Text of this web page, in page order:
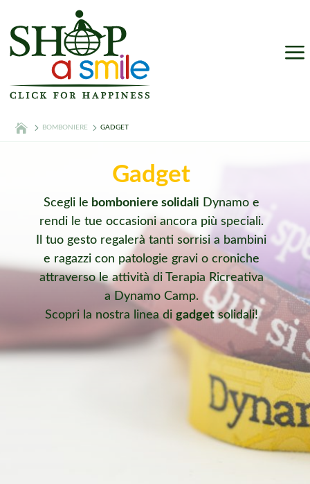
a
BOMBONIERE GADGET
Gadget
Scegli le bomboniere solidali Dynamo e
rendi le tue occasioni ancora più speciali.
Il tuo gesto regalerà tanti sorrisi a bambini
e ragazzi con patologie gravi o croniche
attraverso le attività di Terapia Ricreativa
a Dynamo Camp.
Scopri la nostra linea di gadgetsolidali!